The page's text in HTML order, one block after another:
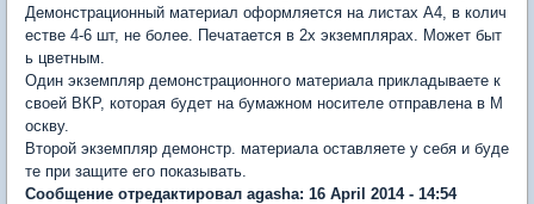
Демонстрационный материал оформляется на листах А4, в колич
естве 4-6 шт, не более. Печатается в 2х экземплярах. Может быт
ь цветным.
Один экземпляр демонстрационного материала прикладываете к
своей ВКР, которая будет на бумажном носителе отправлена в М
оскву.
Второй экземпляр демонстр. материала оставляете у себя и буде
те при защите его показывать.
Сообщение отредактировал agasha: 16 April 2014 - 14:54